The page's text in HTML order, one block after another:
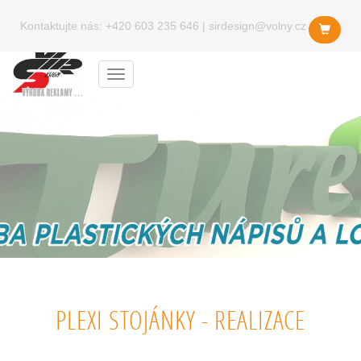
Kontaktujte nás: +420 603 235 646 | sirdesign@volny.cz
Menu
PLEXI STOJÁNKY - REALIZACE